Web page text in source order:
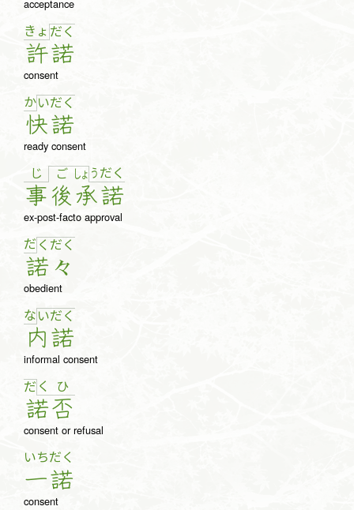
acceptance
きょ
許
だ く
諾
consent
かい
快
だ く
諾
ready consent
じ
事
ご
後
しょ う
承
だ く
諾
ex-post-facto approval
だ く
諾
だ く
々
obedient
な い
内
だ く
諾
informal consent
だ く
諾
ひ
否
consent or refusal
いち
一
だく
諾
consent